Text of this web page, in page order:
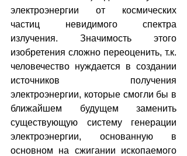
электроэнергии от космических
частиц невидимого спектра
излучения. Значимость этого
изобретения сложно переоценить, т.к.
человечество нуждается в создании
источников получения
электроэнергии, которые смогли бы в
ближайшем будущем заменить
существующую систему генерации
электроэнергии, основанную в
основном на сжигании ископаемого